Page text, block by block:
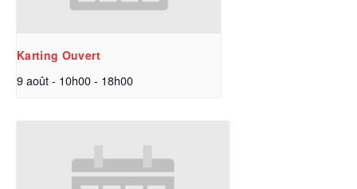
Karting Ouvert
9 août - 10h00- 18h00